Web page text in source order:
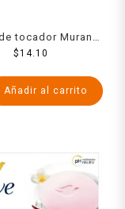
tocador Murano
verbena 150 g
$14.10
Añadir al carrito